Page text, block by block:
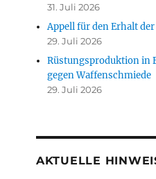
31. Juli 2026
Appell für den Erhalt
29. Juli 2026
Rüstungsproduktion in
gegen Waffenschmiede
29. Juli 2026
AKTUELLE